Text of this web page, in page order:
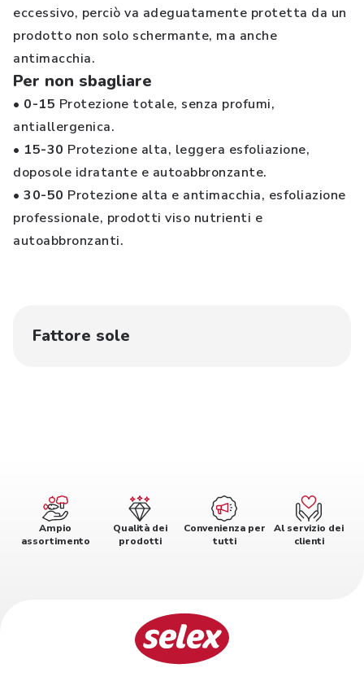
eccessivo, perciò va adeguatamente protetta da un
prodotto non solo schermante, ma anche
antimacchia.
Per non sbagliare
• 0-15 Protezione totale, senza profumi,
antiallergenica.
• 15-30 Protezione alta, leggera esfoliazione,
doposole idratante e autoabbronzante.
• 30-50 Protezione alta e antimacchia, esfoliazione
professionale, prodotti viso nutrienti e
autoabbronzanti.
Fattore sole
Ampio
assortimento
Qualità dei
prodotti
Convenienza per
tutti
Al servizio dei
clienti